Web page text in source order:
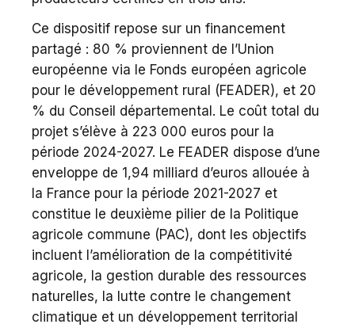
Ce dispositif repose sur un financement
partagé : 80 % proviennent de l’Union
européenne via le Fonds européen agricole
pour le développement rural (FEADER), et 20
% du Conseil départemental. Le coût total du
projet s’élève à 223 000 euros pour la
période 2024-2027. Le FEADER dispose d’une
enveloppe de 1,94 milliard d’euros allouée à
la France pour la période 2021-2027 et
constitue le deuxième pilier de la Politique
agricole commune (PAC), dont les objectifs
incluent l’amélioration de la compétitivité
agricole, la gestion durable des ressources
naturelles, la lutte contre le changement
climatique et un développement territorial